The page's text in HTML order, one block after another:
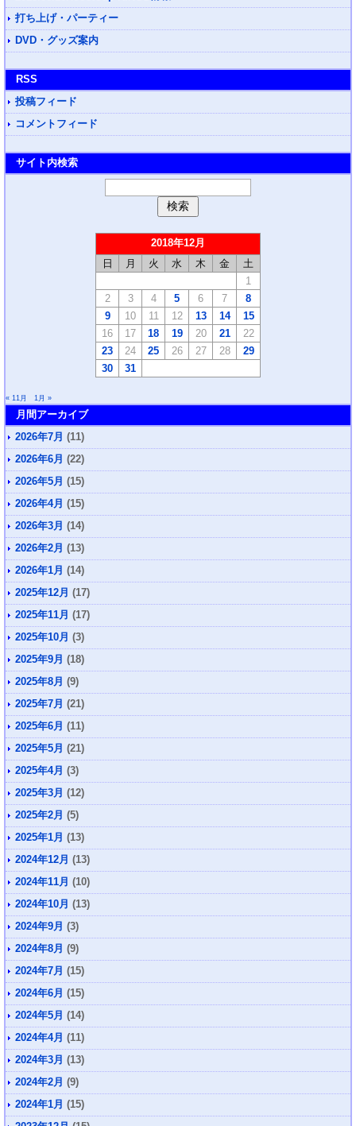
打ち上げ・パーティー
DVD・グッズ案内
RSS
投稿フィード
コメントフィード
サイト内検索
2018年12月
日 月 火 水 木 金
土
1
2
3 4 5 6 7
8
9
10 11 12 13 14
15
16
17 18 19 20 21
22
23
24 25 26 27 28
29
30
31
« 11月 1月 »
月間アーカイブ
2026年7月 (11)
2026年6月 (22)
2026年5月 (15)
2026年4月 (15)
2026年3月 (14)
2026年2月 (13)
2026年1月 (14)
2025年12月 (17)
2025年11月 (17)
2025年10月 (3)
2025年9月 (18)
2025年8月 (9)
2025年7月 (21)
2025年6月 (11)
2025年5月 (21)
2025年4月 (3)
2025年3月 (12)
2025年2月 (5)
2025年1月 (13)
2024年12月 (13)
2024年11月 (10)
2024年10月 (13)
2024年9月 (3)
2024年8月 (9)
2024年7月 (15)
2024年6月 (15)
2024年5月 (14)
2024年4月 (11)
2024年3月 (13)
2024年2月 (9)
2024年1月 (15)